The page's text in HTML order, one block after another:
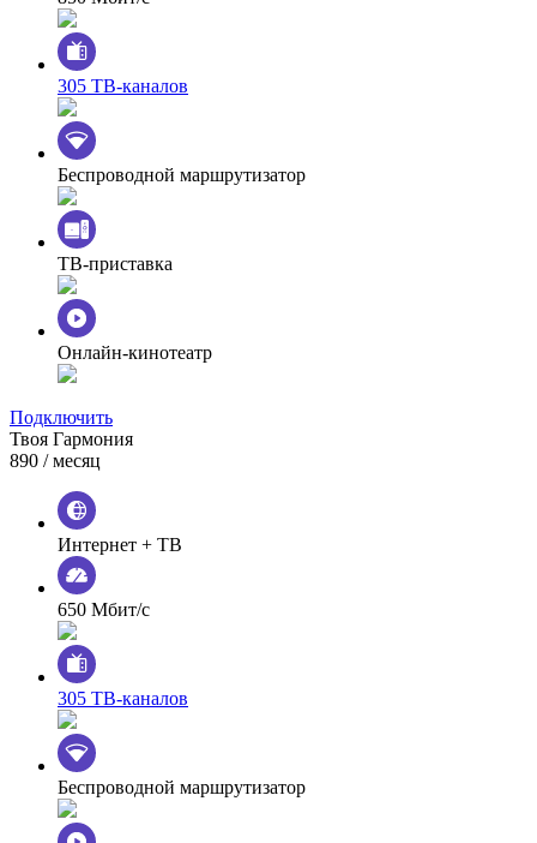
305 ТВ-каналов
Беспроводной маршрутизатор
ТВ-приставка
Онлайн-кинотеатр
Подключить
Твоя Гармония
890 / месяц
Интернет + ТВ
650 Мбит/с
305 ТВ-каналов
Беспроводной маршрутизатор